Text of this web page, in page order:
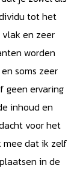
tot het
en zeer
worden
soms zeer
geen ervaring
inhoud en
voor het
mee dat ik zelf
in de